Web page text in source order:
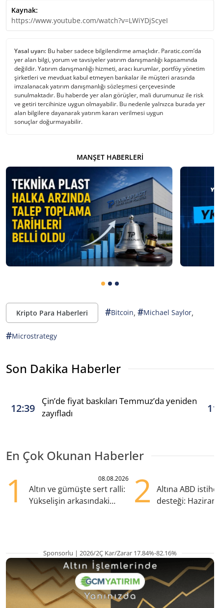
Kaynak:
https://www.youtube.com/watch?v=LWiYDjScyeI
Yasal uyarı: Bu haber sadece bilgilendirme amaçlıdır. Paratic.com’da
yer alan bilgi, yorum ve tavsiyeler yatırım danışmanlığı kapsamında
değildir. Yatırım danışmanlığı hizmeti, aracı kurumlar, portföy yönetim
şirketleri ve mevduat kabul etmeyen bankalar ile müşteri arasında
imzalanacak yatırım danışmanlığı sözleşmesi çerçevesinde
sunulmaktadır. Bu haberde yer alan görüşler, mali durumunuz ile risk
ve getiri tercihinize uygun olmayabilir. Bu nedenle yalnızca burada yer
alan bilgilere dayanarak yatırım kararı verilmesi uygun
sonuçlar doğurmayabilir.
MANŞET HABERLERI
Kripto Para Haberleri #Bitcoin, #Michael Saylor,
#Microstrategy
Son Dakika Haberler
12:39
Çin’de fiyat baskıları Temmuz’da yeniden
zayıfladı
En Çok Okunan Haberler
1 08.08.2026
Altın ve gümüşte sert ralli:
Yükselişin arkasındaki
2
Altına ABD
desteği:
Sponsorlu | 2026/2Ç Kar/Zarar 17.84%-82.16%